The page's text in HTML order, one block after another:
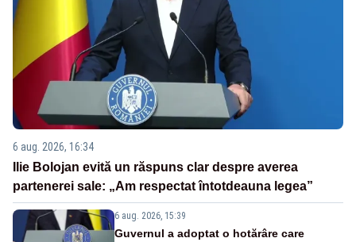
6 aug. 2026, 16:34
Ilie Bolojan evită un răspuns clar despre averea
partenerei sale: „Am respectat întotdeauna legea”
6 aug. 2026, 15:39
Guvernul a adoptat o hotărâre care